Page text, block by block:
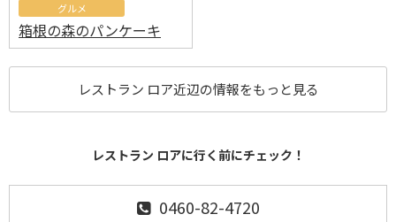
グルメ
箱根の森のパンケーキ
レストラン ロア近辺の情報をもっと見る
レストラン ロアに行く前にチェック！
0460-82-4720